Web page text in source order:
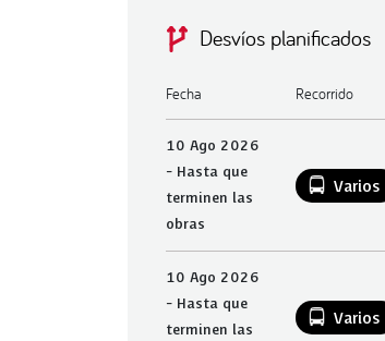
Desvíos planificados
Fecha Recorrido
10 Ago 2026
- Hasta que
terminen las
obras
Varios
10 Ago 2026
- Hasta que
terminen las
Varios